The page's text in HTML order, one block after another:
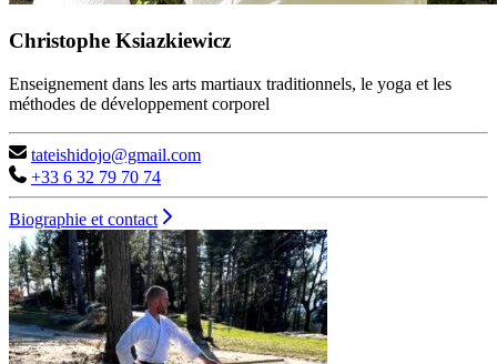
Christophe Ksiazkiewicz
Enseignement dans les arts martiaux traditionnels, le yoga et les
méthodes de développement corporel
tateishidojo@gmail.com
+33 6 32 79 70 74
Biographie et contact